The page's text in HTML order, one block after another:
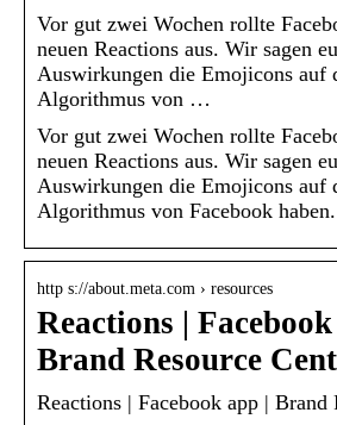
Vor gut zwei Wochen rollte
neuen Reactions aus. Wir sagen
Auswirkungen die Emojicons auf
Algorithmus von …
Vor gut zwei Wochen rollte
neuen Reactions aus. Wir sagen
Auswirkungen die Emojicons auf
Algorithmus von Facebook haben.
http s://about.meta.com › resources
Reactions |
Brand Resource
Reactions | Facebook app | Brand